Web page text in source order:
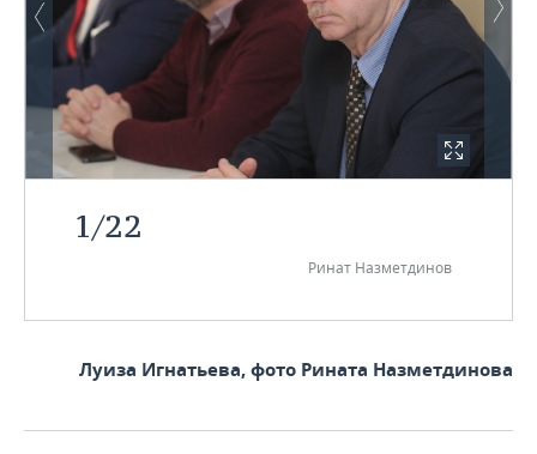
1/22
Ринат Назметдинов
Луиза Игнатьева, фото Рината Назметдинова